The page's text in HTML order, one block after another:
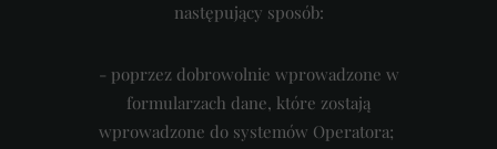
następujący sposób:
- poprzez dobrowolnie wprowadzone w
formularzach dane, które zostają
wprowadzone do systemów Operatora;